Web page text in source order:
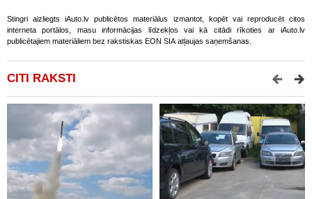
Stingri aizliegts iAuto.lv publicētos materiālus izmantot, kopēt vai reproducēt citos
interneta portālos, masu informācijas līdzekļos vai kā citādi rīkoties ar iAuto.lv
publicētajiem materiāliem bez rakstiskas EON SIA atļaujas saņemšanas.
CITI RAKSTI